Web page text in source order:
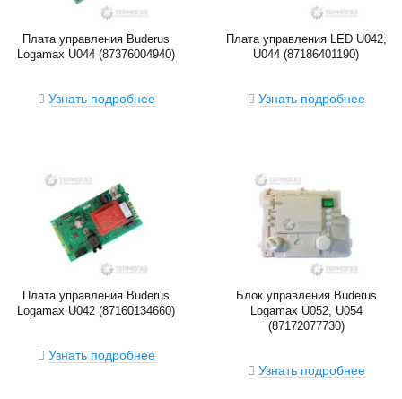
Плата управления Buderus
Logamax U044 (87376004940)
Узнать подробнее
Плата управления LED U042,
U044 (87186401190)
Узнать подробнее
Плата управления Buderus
Logamax U042 (87160134660)
Узнать подробнее
Блок управления Buderus
Logamax U052, U054
(87172077730)
Узнать подробнее